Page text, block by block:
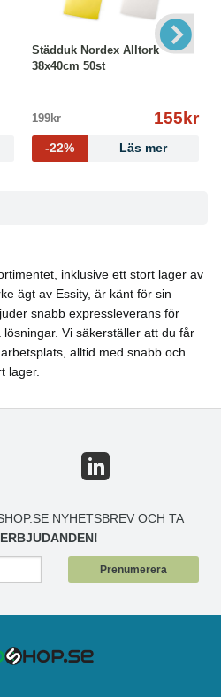
Städduk Nordex Alltork
38x40cm 50st
199kr 155kr
-22% Läs mer
inklusive ett stort lager av
ägt av Essity, är känt för sin
snabb expressleverans för
Vi säkerställer att du får
alltid med snabb och
lager.
NYHETSBREV OCH TA
ERBJUDANDEN!
Prenumerera